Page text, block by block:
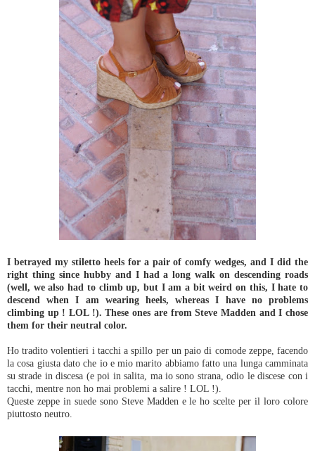
I betrayed my stiletto heels for a pair of comfy wedges, and I did the
right thing since hubby and I had a long walk on descending roads
(well, we also had to climb up, but I am a bit weird on this, I hate to
descend when I am wearing heels, whereas I have no problems
climbing up ! LOL !). These ones are from Steve Madden and I chose
them for their neutral color.
Ho tradito volentieri i tacchi a spillo per un paio di comode zeppe, facendo
la cosa giusta dato che io e mio marito abbiamo fatto una lunga camminata
su strade in discesa (e poi in salita, ma io sono strana, odio le discese con i
tacchi, mentre non ho mai problemi a salire ! LOL !).
Queste zeppe in suede sono Steve Madden e le ho scelte per il loro colore
piuttosto neutro.